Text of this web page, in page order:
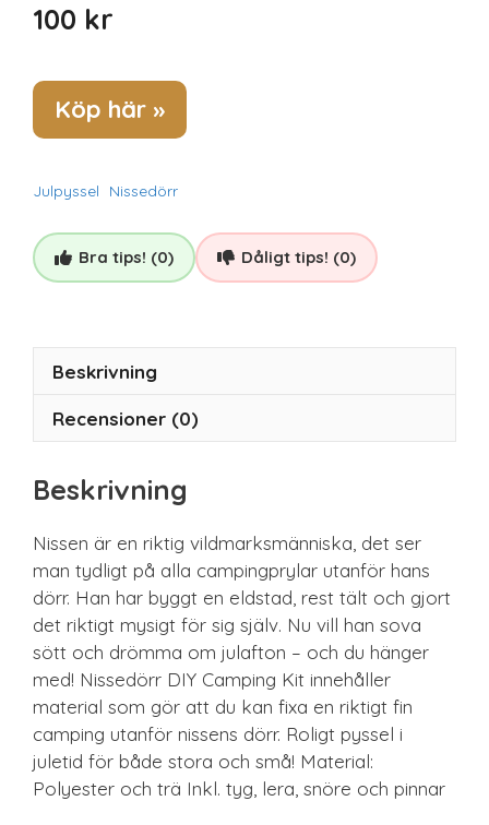
100 kr
Köp här »
Julpyssel Nissedörr
Bra tips! (0) Dåligt tips! (0)
Beskrivning
Recensioner (0)
Beskrivning
Nissen är en riktig vildmarksmänniska, det ser
man tydligt på alla campingprylar utanför hans
dörr. Han har byggt en eldstad, rest tält och gjort
det riktigt mysigt för sig själv. Nu vill han sova
sött och drömma om julafton – och du hänger
med! Nissedörr DIY Camping Kit innehåller
material som gör att du kan fixa en riktigt fin
camping utanför nissens dörr. Roligt pyssel i
juletid för både stora och små! Material:
Polyester och trä Inkl. tyg, lera, snöre och pinnar